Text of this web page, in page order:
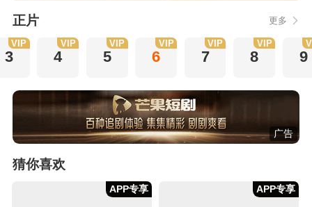
正片 更多
3
VIP
4
VIP
5
VIP
6
VIP
7
VIP
8
VIP
9
广告
猜你喜欢
APP专享 APP专享